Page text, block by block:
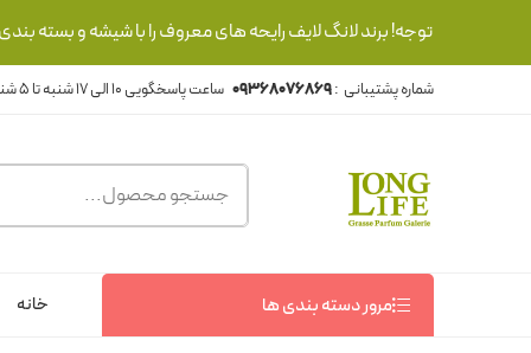
توجه! برند لانگ لایف رایحه های معروف را با شیشه و بسته
شماره پشتیبانی :09368076869
مرور دسته بندی ها خانه